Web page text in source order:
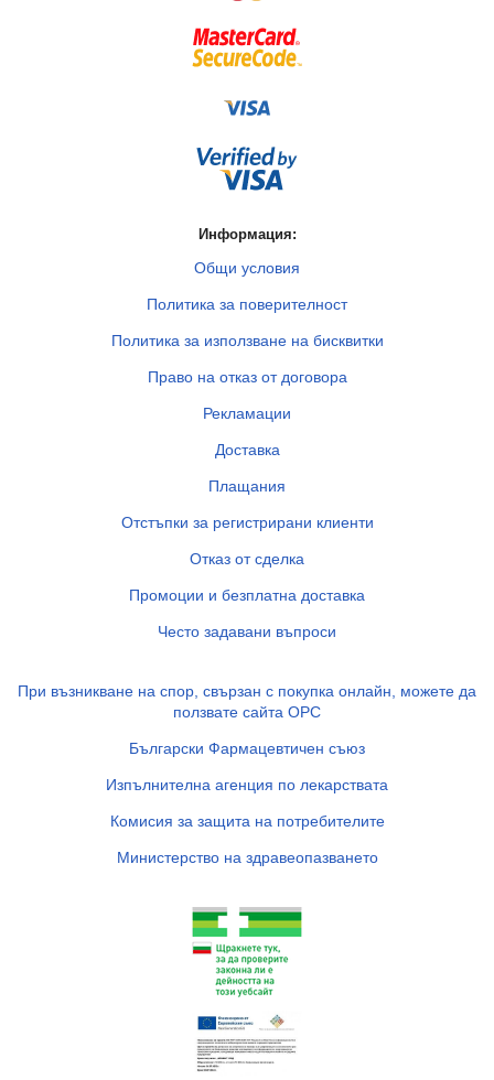
Информация:
Общи условия
Политика за поверителност
Политика за използване на бисквитки
Право на отказ от договора
Рекламации
Доставка
Плащания
Отстъпки за регистрирани клиенти
Отказ от сделка
Промоции и безплатна доставка
Често задавани въпроси
При възникване на спор, свързан с покупка онлайн, можете да
ползвате сайта ОРС
Български Фармацевтичен съюз
Изпълнителна агенция по лекарствата
Комисия за защита на потребителите
Министерство на здравеопазването